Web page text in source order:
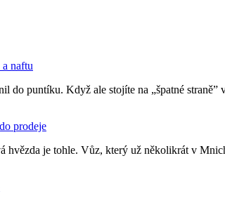
naftu
puntíku. Když ale stojíte na „špatné straně”
prodeje
je tohle. Vůz, který už několikrát v